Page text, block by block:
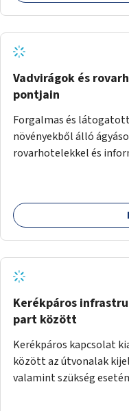
Vadvirágok és
pontjain
Forgalmas és
növényekből álló
rovarhotelekkel és
Kerékpáros
part között
Kerékpáros kapcsolat
között az útvonalak
valamint szükség